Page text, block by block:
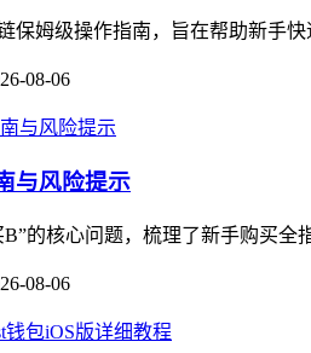
保姆级操作指南，旨在帮助新手
08-06
与风险提示
的核心问题，梳理了新手购买
08-06